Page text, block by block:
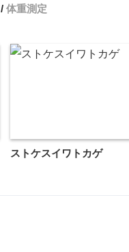
体重測定
ストケスイワトカゲ